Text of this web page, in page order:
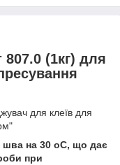
(1кг) для
для клеїв для
шва на 30 оС, що дає
при